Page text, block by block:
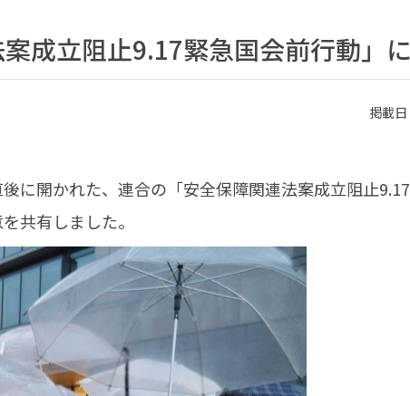
成立阻止9.17緊急国会前行動」
掲載
に開かれた、連合の「安全保障関連法案成立阻止
共有しました。